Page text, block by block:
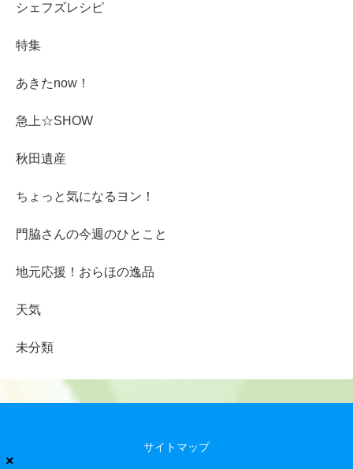
×
シェフズレシピ
特集
あきたnow！
急上☆SHOW
秋田遺産
ちょっと気になるヨン！
門脇さんの今週のひとこと
地元応援！おらほの逸品
天気
未分類
サイトマップ